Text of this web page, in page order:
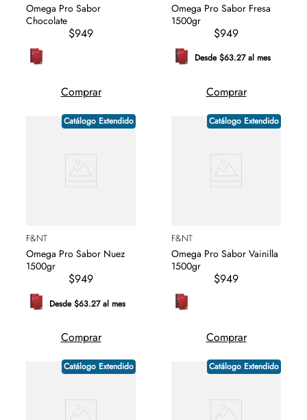
Omega Pro Sabor
Chocolate
$949
Comprar
Omega Pro Sabor Fresa
1500gr
$949
Desde $63.27 al mes
Comprar
Catálogo Extendido
F&NT
Omega Pro Sabor Nuez
1500gr
$949
Desde $63.27 al mes
Comprar
Catálogo Extendido
F&NT
Omega Pro Sabor Vainilla
1500gr
$949
Comprar
Catálogo Extendido Catálogo Extendido